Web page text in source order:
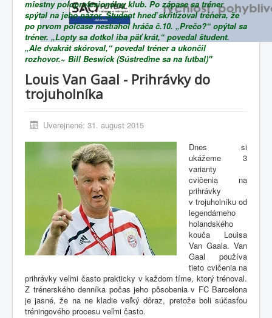
miestny poloprofesionálny klub. Po zápase sa tréner
spýtal na jeho názor. Študent hneď skritizoval trénera, že
po prvom polčase nestiahol hráča č.10. „Prečo?“ opýtal sa
tréner. „Lopty sa dotkol iba päť krát,“ povedal študent.
„Ale dvakrát skóroval,“ povedal tréner a ukončil
rozhovor.~ Bill Beswick (Sústreďme sa na futbal)"
Louis Van Gaal - Prihrávky do
trojuholníka
Uverejnené: 31. august 2015
Dnes si
ukážeme 3
varianty
cvičenia na
prihrávky
v trojuholníku od
legendárneho
holandského
kouča Louisa
Van Gaala. Van
Gaal používa
tieto cvičenia na
prihrávky veľmi často prakticky v každom tíme, ktorý trénoval.
Z trénerského denníka počas jeho pôsobenia v FC Barcelona
je jasné, že na ne kladie veľký dôraz, pretože boli súčasťou
tréningového procesu veľmi často.